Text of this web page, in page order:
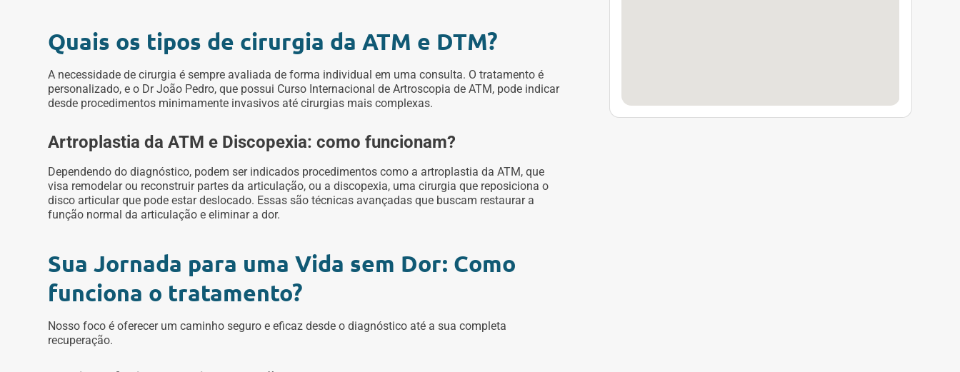
Quais os tipos de cirurgia da ATM e DTM?
A necessidade de cirurgia é sempre avaliada de forma individual em uma consulta. O tratamento é
personalizado, e o Dr João Pedro, que possui Curso Internacional de Artroscopia de ATM, pode indicar
desde procedimentos minimamente invasivos até cirurgias mais complexas.
Artroplastia da ATM e Discopexia: como funcionam?
Dependendo do diagnóstico, podem ser indicados procedimentos como a artroplastia da ATM, que
visa remodelar ou reconstruir partes da articulação, ou a discopexia, uma cirurgia que reposiciona o
disco articular que pode estar deslocado. Essas são técnicas avançadas que buscam restaurar a
função normal da articulação e eliminar a dor.
Sua Jornada para uma Vida sem Dor: Como
funciona o tratamento?
Nosso foco é oferecer um caminho seguro e eficaz desde o diagnóstico até a sua completa
recuperação.